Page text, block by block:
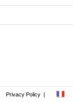
Privacy Policy |